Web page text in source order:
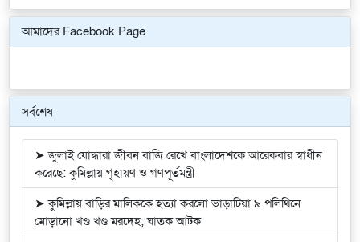
আমাদের Facebook Page
সর্বশেষ
➤ জুলাই যোদ্ধারা জীবন বাজি রেখে বাংলাদেশকে আরেকবার স্বাধীন
করেছে: কুমিল্লায় গৃহায়ণ ও গণপূর্তমন্ত্রী
➤ কুমিল্লায় বাড়ির মালিককে হত্যা করলো ভাড়াটিয়া ৯ পলিথিনে
মোড়ানো খণ্ড খণ্ড মরদেহ; ঘাতক আটক